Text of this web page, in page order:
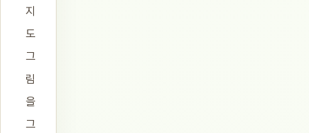
지
도
그
림
을
그